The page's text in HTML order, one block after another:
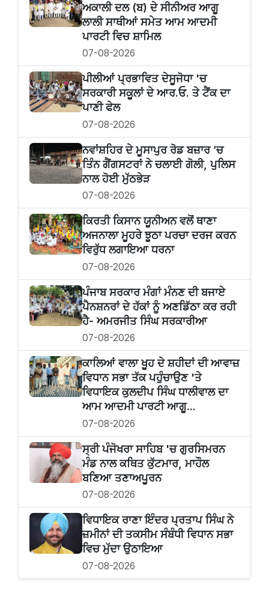
ਅਕਾਲੀ ਦਲ (ਬ) ਦੇ ਸੀਨੀਅਰ ਆਗੂ
ਲਾਲੀ ਸਾਥੀਆਂ ਸਮੇਤ ਆਮ ਆਦਮੀ
ਪਾਰਟੀ ਵਿਚ ਸ਼ਾਮਿਲ
07-08-2026
ਪੀਲੀਆਂ ਪ੍ਰਭਾਵਿਤ ਦੇਸੂਜੋਧਾ 'ਚ
ਸਰਕਾਰੀ ਸਕੂਲਾਂ ਦੇ ਆਰ.ਓ. ਤੇ ਟੈਂਕ ਦਾ
ਪਾਣੀ ਫੇਲ
07-08-2026
ਨਵਾਂਸ਼ਹਿਰ ਦੇ ਮੂਸਾਪੁਰ ਰੋਡ ਬਜ਼ਾਰ ’ਚ
ਤਿੰਨ ਗੈਂਗਸਟਰਾਂ ਨੇ ਚਲਾਈ ਗੋਲੀ, ਪੁਲਿਸ
ਨਾਲ ਹੋਈ ਮੁੱਠਭੇੜ
07-08-2026
ਕਿਰਤੀ ਕਿਸਾਨ ਯੂਨੀਅਨ ਵਲੋਂ ਥਾਣਾ
ਅਜਨਾਲਾ ਮੂਹਰੇ ਝੂਠਾ ਪਰਚਾ ਦਰਜ ਕਰਨ
ਵਿਰੁੱਧ ਲਗਾਇਆ ਧਰਨਾ
07-08-2026
ਪੰਜਾਬ ਸਰਕਾਰ ਮੰਗਾਂ ਮੰਨਣ ਦੀ ਬਜਾਏ
ਪੈਨਸ਼ਨਰਾਂ ਦੇ ਹੱਕਾਂ ਨੂੰ ਅਣਡਿੱਠਾ ਕਰ ਰਹੀ
ਹੈ- ਅਮਰਜੀਤ ਸਿੰਘ ਸਰਕਾਰੀਆ
07-08-2026
ਕਾਲਿਆਂ ਵਾਲਾ ਖੂਹ ਦੇ ਸ਼ਹੀਦਾਂ ਦੀ ਆਵਾਜ਼
ਵਿਧਾਨ ਸਭਾ ਤੱਕ ਪਹੁੰਚਾਉਣ 'ਤੇ
ਵਿਧਾਇਕ ਕੁਲਦੀਪ ਸਿੰਘ ਧਾਲੀਵਾਲ ਦਾ
ਆਮ ਆਦਮੀ ਪਾਰਟੀ ਆਗੂ...
07-08-2026
ਸ੍ਰੀ ਪੰਜੋਖਰਾ ਸਾਹਿਬ 'ਚ ਗੁਰਸਿਮਰਨ
ਮੰਡ ਨਾਲ ਕਥਿਤ ਕੁੱਟਮਾਰ, ਮਾਹੌਲ
ਬਣਿਆ ਤਣਾਅਪੂਰਨ
07-08-2026
ਵਿਧਾਇਕ ਰਾਣਾ ਇੰਦਰ ਪ੍ਰਤਾਪ ਸਿੰਘ ਨੇ
ਜ਼ਮੀਨਾਂ ਦੀ ਤਕਸੀਮ ਸੰਬੰਧੀ ਵਿਧਾਨ ਸਭਾ
ਵਿਚ ਮੁੱਦਾ ਉਠਾਇਆ
07-08-2026